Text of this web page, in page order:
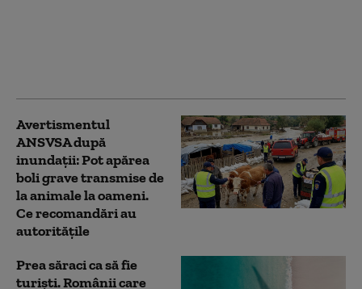
Avertismentul
ANSVSA după
inundații: Pot apărea
boli grave transmise de
la animale la oameni.
Ce recomandări au
autoritățile
Prea săraci ca să fie
turiști. Românii care